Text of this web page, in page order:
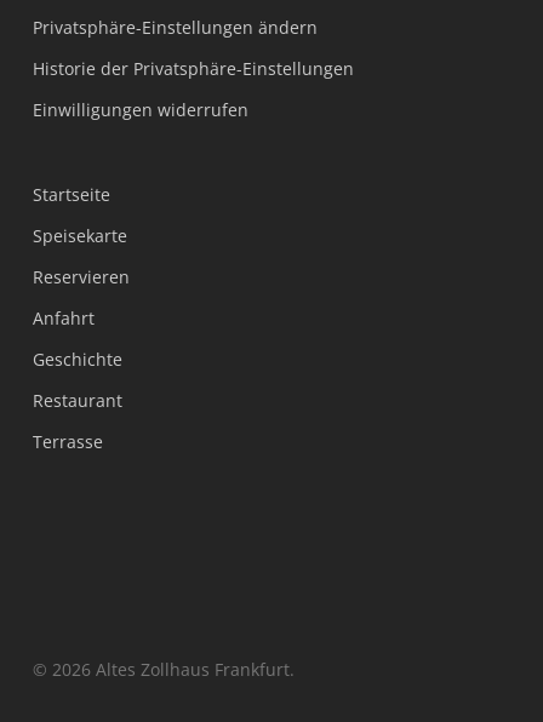
Privatsphäre-Einstellungen ändern
Historie der Privatsphäre-Einstellungen
Einwilligungen widerrufen
Startseite
Speisekarte
Reservieren
Anfahrt
Geschichte
Restaurant
Terrasse
© 2026 Altes Zollhaus Frankfurt.